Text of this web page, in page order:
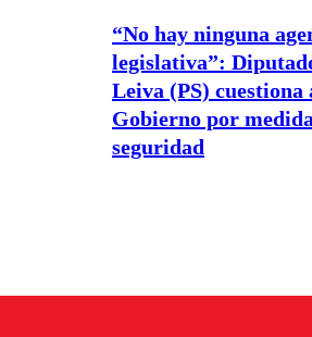
“No hay ninguna
legislativa”:
Leiva (PS) cuestiona
Gobierno por
seguridad